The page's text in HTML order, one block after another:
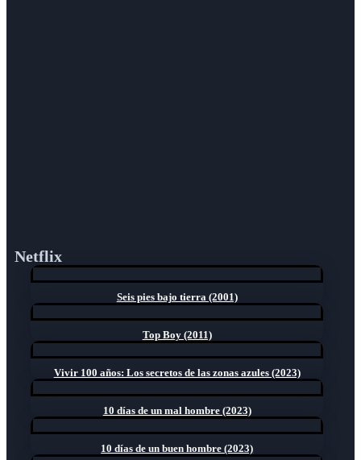
Netflix
Seis pies bajo tierra (2001)
Top Boy (2011)
Vivir 100 años: Los secretos de las zonas azules (2023)
10 días de un mal hombre (2023)
10 días de un buen hombre (2023)